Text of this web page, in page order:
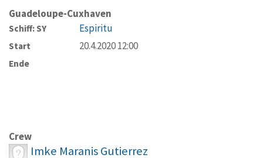
Guadeloupe-Cuxhaven
Schiff: SY Espiritu
Start 20.4.2020 12:00
Ende
Crew
Imke Maranis Gutierrez